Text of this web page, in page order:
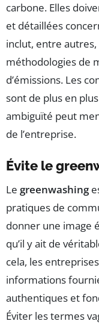
carbone. Elles
et détaillées
inclut, entre
méthodologies de
d’émissions. Les
sont de plus en
ambiguïté peut
de l’entreprise.
Évite le
Le greenwashing
pratiques de
donner une image
qu’il y ait de
cela, les
informations
authentiques et
Éviter les termes